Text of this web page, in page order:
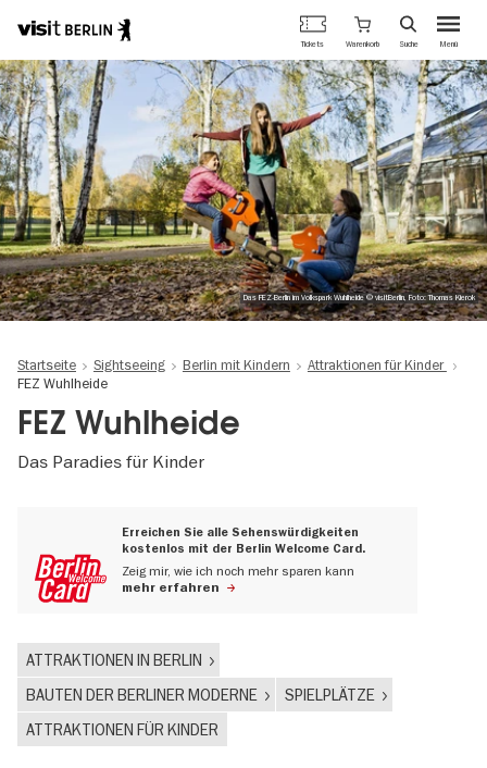
Direkt
zum
Inhalt
Berlins
offizielles
Tourismusportal
Menü
Tickets Warenkorb Suche
Das FEZ-Berlin im Volkspark Wuhlheide © visitBerlin, Foto: Thomas Kierok
Startseite Sightseeing Berlin mit Kindern
Attraktionen für Kinder
FEZ Wuhlheide
FEZ Wuhlheide
Das Paradies für Kinder
Erreichen Sie alle Sehenswürdigkeiten
kostenlos mit der Berlin Welcome Card.
Zeig mir, wie ich noch mehr sparen kann
mehr erfahren
ATTRAKTIONEN IN BERLIN
BAUTEN DER BERLINER MODERNE
SPIELPLÄTZE
ATTRAKTIONEN FÜR KINDER